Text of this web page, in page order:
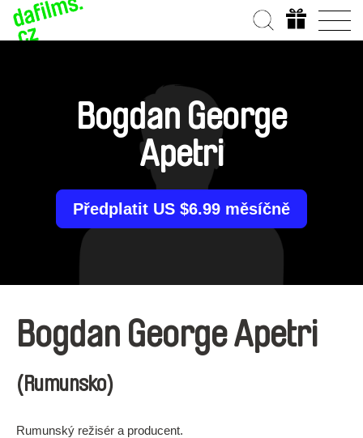
Bogdan George
Apetri
Předplatit US $6.99 měsíčně
Bogdan George Apetri
(Rumunsko)
Rumunský režisér a producent.